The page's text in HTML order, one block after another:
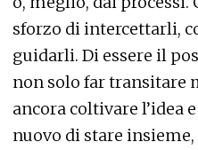
sforzo di intercettarli,
guidarli. Di essere il
non solo far transitare
ancora coltivare l’idea
nuovo di stare